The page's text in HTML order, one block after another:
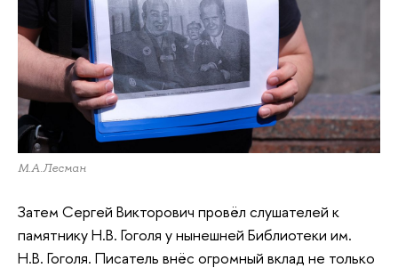
М.А.Лесман
Затем Сергей Викторович провёл слушателей к
памятнику Н.В. Гоголя у нынешней Библиотеки им.
Н.В. Гоголя. Писатель внёс огромный вклад не только